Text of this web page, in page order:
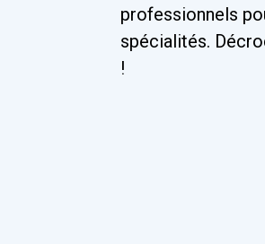
professionnels
spécialités.
!